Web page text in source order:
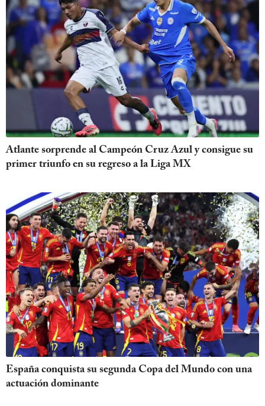
Atlante sorprende al Campeón Cruz Azul y consigue su
primer triunfo en su regreso a la Liga MX
España conquista su segunda Copa del Mundo con una
actuación dominante